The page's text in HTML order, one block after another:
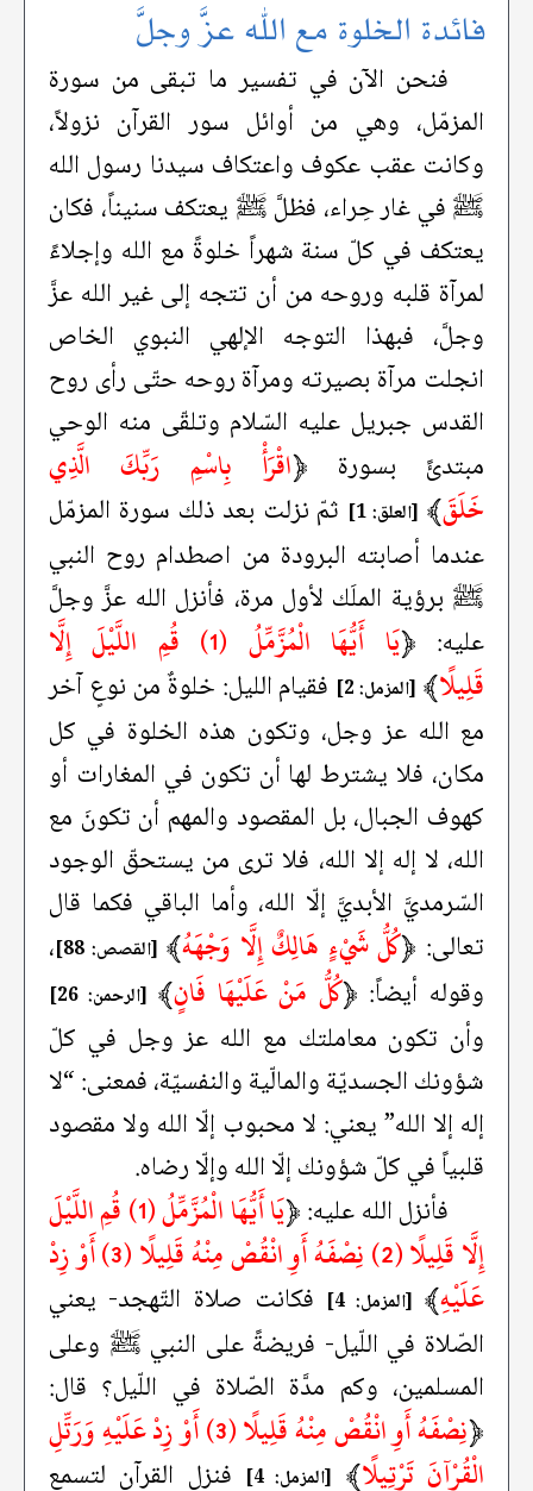
فائدة الخلوة مع الله عزَّ وجلَّ
فنحن الآن في تفسير ما تبقى من سورة
المزمّل، وهي من أوائل سور القرآن نزولاً،
وكانت عقب عكوف واعتكاف سيدنا رسول الله
ﷺ في غار حِراء، فظلَّ ﷺ يعتكف سنيناً، فكان
يعتكف في كلّ سنة شهراً خلوةً مع الله وإجلاءً
لمرآة قلبه وروحه من أن تتجه إلى غير الله عزَّ
وجلَّ، فبهذا التوجه الإلهي النبوي الخاص
انجلت مرآة بصيرته ومرآة روحه حتّى رأى روح
القدس جبريل عليه السّلام وتلقّى منه الوحي
مبتدئً بسورة ﴿اقْرَأْ بِاسْمِ رَبِّكَ الَّذِي
خَلَقَ﴾ [العلق: 1]
ثمّ نزلت بعد ذلك سورة المزمّل
عندما أصابته البرودة من اصطدام روح النبي
ﷺ برؤية الملَك لأول مرة، فأنزل الله عزَّ وجلَّ
عليه: ﴿
يَا أَيُّهَا الْمُزَّمِّلُ (1) قُمِ اللَّيْلَ إِلَّا
قَلِيلًا﴾ [المزمل: 2]
فقيام الليل: خلوةٌ من نوعٍ آخر
مع الله عز وجل، وتكون هذه الخلوة في كل
مكان، فلا يشترط لها أن تكون في المغارات أو
كهوف الجبال، بل المقصود والمهم أن تكونَ مع
الله، لا إله إلا الله، فلا ترى من يستحقّ الوجود
السّرمديَّ الأبديَّ إلّا الله، وأما الباقي فكما قال
تعالى: ﴿كُلُّ شَيْءٍ هَالِكٌ إِلَّا وَجْهَهُ﴾ [القصص: 88]
،
وقوله أيضاً: ﴿كُلُّ مَنْ عَلَيْهَا فَانٍ﴾ [الرحمن: 26]
وأن تكون معاملتك مع الله عز وجل في كلّ
شؤونك الجسديّة والمالّية والنفسيّة، فمعنى: “لا
إله إلا الله” يعني: لا محبوب إلّا الله ولا مقصود
قلبياً في كلّ شؤونك إلّا الله وإلّا رضاه.
فأنزل الله عليه:﴿
يَا أَيُّهَا الْمُزَّمِّلُ (1) قُمِ اللَّيْلَ
إِلَّا قَلِيلًا (2) نِصْفَهُ أَوِ انْقُصْ مِنْهُ قَلِيلًا (3) أَوْ زِدْ
عَلَيْهِ﴾ [المزمل: 4]
فكانت صلاة التّهجد- يعني
الصّلاة في اللّيل- فريضةً على النبي ﷺ وعلى
المسلمين، وكم مدَّة الصّلاة في اللّيل؟ قال:
﴿
نِصْفَهُ أَوِ انْقُصْ مِنْهُ قَلِيلًا (3) أَوْ زِدْ عَلَيْهِ وَرَتِّلِ
الْقُرْآنَ تَرْتِيلًا﴾ [المزمل: 4]
فنزل القرآن لتسمع